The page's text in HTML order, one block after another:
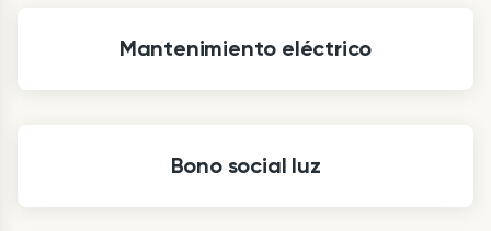
Mantenimiento eléctrico
Bono social luz